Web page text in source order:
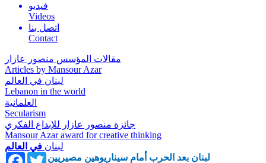
فيديو
Videos
اتصل بنا
Contact
مقالات المؤسس منصور عازار
Articles by Mansour Azar
لبنان في العالم
Lebanon in the world
العلمانية
Secularism
جائزة منصور عازار للإبداع الفكري
Mansour Azar award for creative thinking
لبنان في العالم
FacebookTwitter
لبنان بعد الحرب أمام سيناريوهين مصيريين